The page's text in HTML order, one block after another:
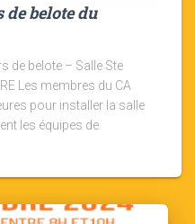
belote du
de belote – Salle Ste
Les membres du CA
pour installer la salle
les équipes de